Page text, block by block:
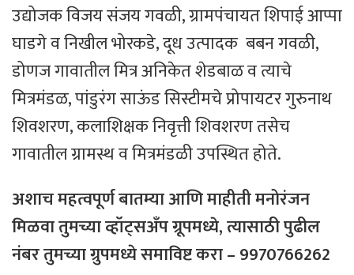
उद्योजक विजय संजय गवळी, ग्रामपंचायत शिपाई आप्पा
घाडगे व निखील भोरकडे, दूध उत्पादक बबन गवळी,
डोणज गावातील मित्र अनिकेत शेडबाळ व त्याचे
मित्रमंडळ, पांडुरंग साऊंड सिस्टीमचे प्रोपायटर गुरुनाथ
शिवशरण, कलाशिक्षक निवृत्ती शिवशरण तसेच
गावातील ग्रामस्थ व मित्रमंडळी उपस्थित होते.
अशाचमहत्वपूर्णबातम्याआणिमाहीतीमनोरंजन
मिळवातुमच्याव्हॉट्सअँपग्रूपमध्ये,त्यासाठीपुढील
नंबरतुमच्याग्रुपमध्येसमाविष्टकरा– 9970766262